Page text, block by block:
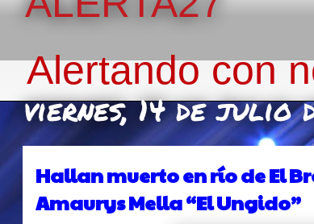
Alertando con
viernes, 14 de julio
Hallan muerto en río de El
Amaurys Mella “El Ungido”